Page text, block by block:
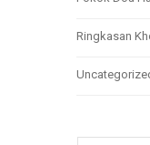
Ringkasan